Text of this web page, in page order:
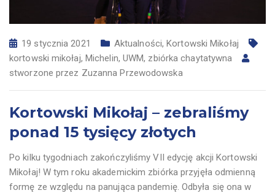
19 stycznia 2021 Aktualności,Kortowski Mikołaj
kortowski mikołaj, Michelin, UWM, zbiórka chaytatywna
stworzone przez Zuzanna Przewodowska
Kortowski Mikołaj – zebraliśmy
ponad 15 tysięcy złotych
Po kilku tygodniach zakończyliśmy VII edycję akcji Kortowski
Mikołaj! W tym roku akademickim zbiórka przyjęła odmienną
formę ze względu na panująca pandemię. Odbyła się ona w